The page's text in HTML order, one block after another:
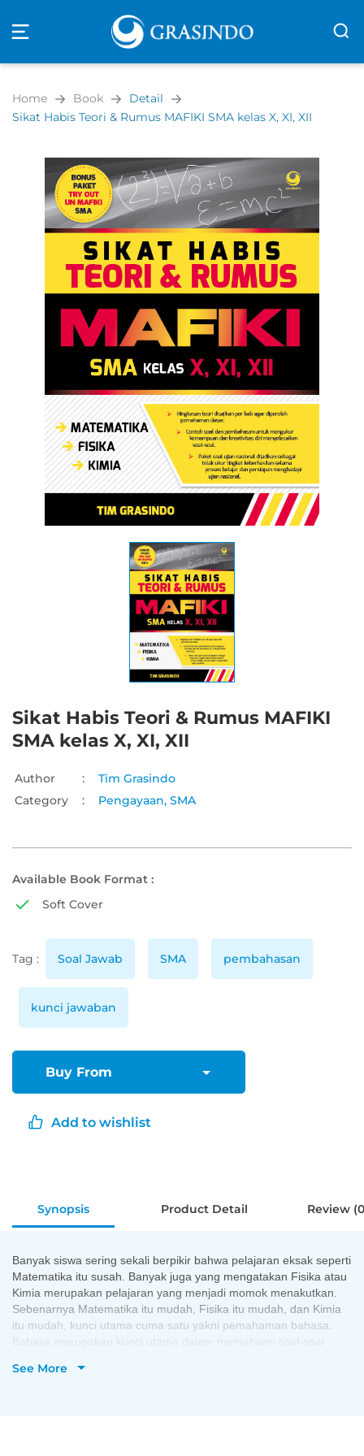
navigation
Home Book
Detail
Sikat Habis Teori & Rumus MAFIKI SMA kelas X, XI, XII
Sikat Habis Teori & Rumus MAFIKI
SMA kelas X, XI, XII
Author :
Tim Grasindo
Category
: Pengayaan, SMA
Available Book Format :
Soft Cover
Tag : Soal Jawab SMA pembahasan
kunci jawaban
Buy From
Add to wishlist
Synopsis Product Detail Review
Banyak siswa sering sekali berpikir bahwa pelajaran eksak seperti
Matematika itu susah. Banyak juga yang mengatakan Fisika atau
Kimia merupakan pelajaran yang menjadi momok menakutkan.
Sebenarnya Matematika itu mudah, Fisika itu mudah, dan Kimia
itu mudah, kunci utama cuma satu yakni pemahaman bahasa.
Bahasa merupakan kunci utama dalam memahami soal-soal
bahwa Matematika itu sulit, itu dikarenakan mereka tidak paham
See More